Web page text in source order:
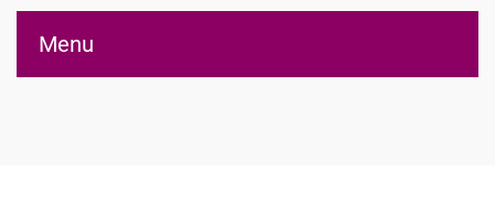
Applications vin.co
Menu